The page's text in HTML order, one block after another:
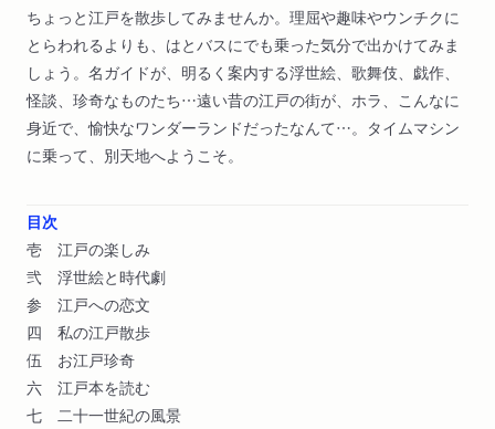
ちょっと江戸を散歩してみませんか。理屈や趣味やウンチクに
とらわれるよりも、はとバスにでも乗った気分で出かけてみま
しょう。名ガイドが、明るく案内する浮世絵、歌舞伎、戯作、
怪談、珍奇なものたち…遠い昔の江戸の街が、ホラ、こんなに
身近で、愉快なワンダーランドだったなんて…。タイムマシン
に乗って、別天地へようこそ。
目次
壱 江戸の楽しみ
弐 浮世絵と時代劇
参 江戸への恋文
四 私の江戸散歩
伍 お江戸珍奇
六 江戸本を読む
七 二十一世紀の風景